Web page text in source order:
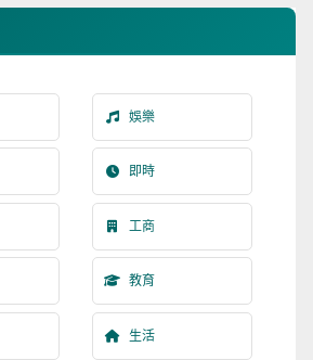
娛樂
即時
工商
教育
生活